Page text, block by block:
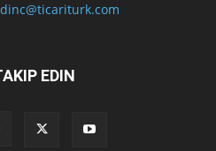
EDIN